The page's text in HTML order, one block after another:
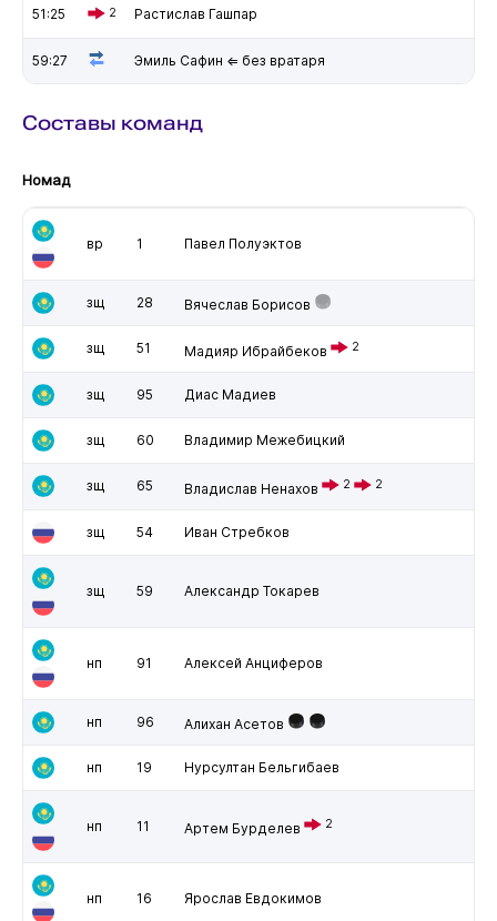
51:25 2 Растислав Гашпар
59:27 Эмиль Сафин ⇐ без вратаря
Составы команд
Номад
вр 1 Павел Полуэктов
зщ 28 Вячеслав Борисов
зщ 51 Мадияр Ибрайбеков 2
зщ 95 Диас Мадиев
зщ 60 Владимир Межебицкий
зщ 65 Владислав Ненахов 2 2
зщ 54 Иван Стребков
зщ 59 Александр Токарев
нп 91 Алексей Анциферов
нп 96 Алихан Асетов
нп 19 Нурсултан Бельгибаев
нп 11 Артем Бурделев 2
нп 16 Ярослав Евдокимов